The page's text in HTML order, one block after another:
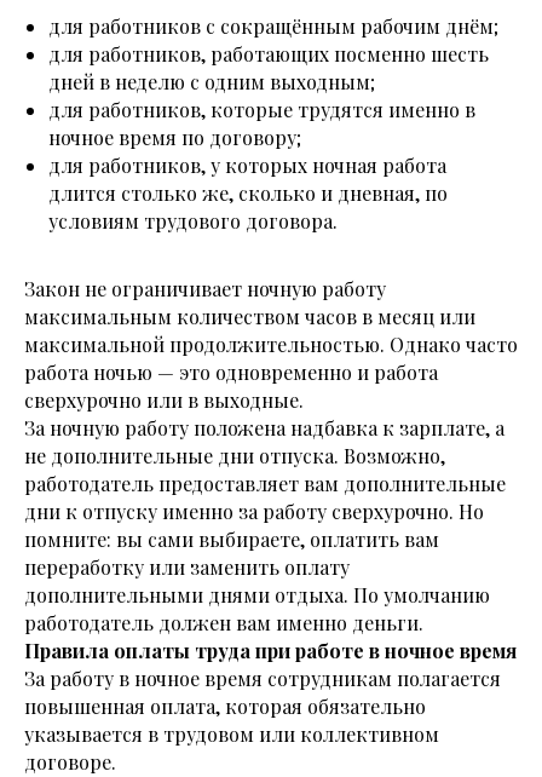
для работников с сокращённым рабочим днём;
для работников, работающих посменно шесть
дней в неделю с одним выходным;
для работников, которые трудятся именно в
ночное время по договору;
для работников, у которых ночная работа
длится столько же, сколько и дневная, по
условиям трудового договора.
Закон не ограничивает ночную работу
максимальным количеством часов в месяц или
максимальной продолжительностью. Однако часто
работа ночью — это одновременно и работа
сверхурочно или в выходные.
За ночную работу положена надбавка к зарплате, а
не дополнительные дни отпуска. Возможно,
работодатель предоставляет вам дополнительные
дни к отпуску именно за работу сверхурочно. Но
помните: вы сами выбираете, оплатить вам
переработку или заменить оплату
дополнительными днями отдыха. По умолчанию
работодатель должен вам именно деньги.
Правила оплаты труда при работе в ночное время
За работу в ночное время сотрудникам полагается
повышенная оплата, которая обязательно
указывается в трудовом или коллективном
договоре.